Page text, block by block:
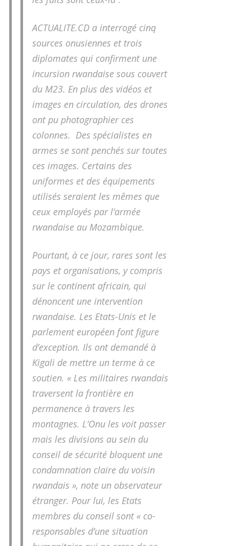
ACTUALITE.CD a interrogé cinq
sources onusiennes et trois
diplomates qui confirment une
incursion rwandaise sous couvert
du M23. En plus des vidéos et
images en circulation, des drones
ont pu photographier ces
colonnes. Des spécialistes en
armes se sont penchés sur toutes
ces images. Certains des
uniformes et des équipements
utilisés seraient les mêmes que
ceux employés par l’armée
rwandaise au Mozambique.
Pourtant, à ce jour, rares sont les
pays et organisations, y compris
sur le continent africain, qui
dénoncent une intervention
rwandaise. Les Etats-Unis et le
parlement européen font figure
d’exception. Ils ont demandé à
Kigali de mettre un terme à ce
soutien. « Les militaires rwandais
traversent la frontière en
permanence à travers les
montagnes. L’Onu les voit passer
mais les divisions au sein du
conseil de sécurité bloquent une
condamnation claire du voisin
rwandais », note un observateur
étranger. Pour lui, les Etats
membres du conseil sont « co-
responsables d’une situation